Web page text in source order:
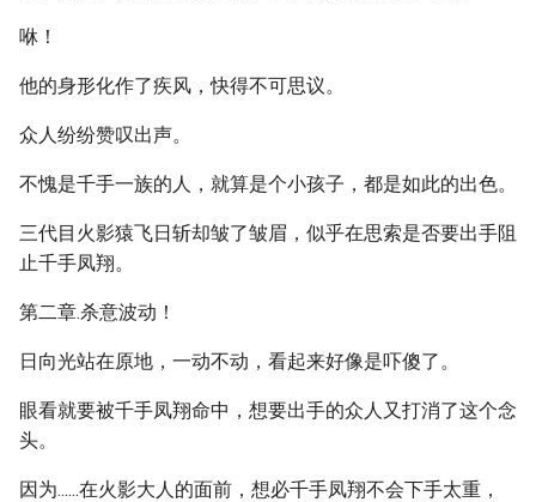
咻！
他的身形化作了疾风，快得不可思议。
众人纷纷赞叹出声。
不愧是千手一族的人，就算是个小孩子，都是如此的出色。
三代目火影猿飞日斩却皱了皱眉，似乎在思索是否要出手阻
止千手凤翔。
第二章.杀意波动！
日向光站在原地，一动不动，看起来好像是吓傻了。
眼看就要被千手凤翔命中，想要出手的众人又打消了这个念
头。
因为......在火影大人的面前，想必千手凤翔不会下手太重，